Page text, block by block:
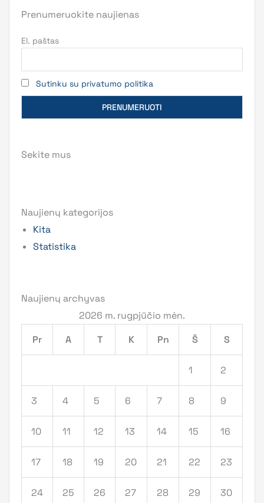
Prenumeruokite naujienas
El. paštas
Sutinku su privatumo politika
Sekite mus
Naujienų kategorijos
Kita
Statistika
Naujienų archyvas
2026 m. rugpjūčio mėn.
Pr
A T K Pn Š S
1 2
3 4 5 6 7 8 9
10 11 12 13 14 15 16
17 18 19 20 21 22 23
24 25 26 27 28 29 30